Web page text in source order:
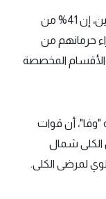
قالت مصادر طبية في قطاع غزة، اليوم الاثنين، إن 41% من
حرمانهم من
والأقسام المخصصة
"وفا"، أن قوات
الكلى شمال
لمرضى الكلى.